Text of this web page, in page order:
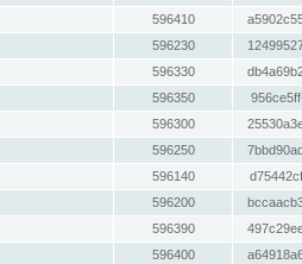
596410
596230
596330
596350
596300
596250
596140
596200
596390
596400